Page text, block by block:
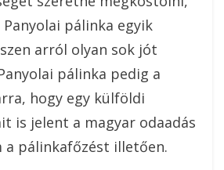
pálinka egyik
arról olyan sok jót
pálinka pedig a
hogy egy külföldi
is jelent a magyar odaadás
a pálinkafőzést illetően.